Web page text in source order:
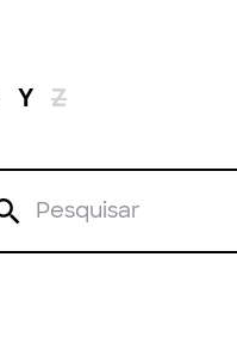
Y Z